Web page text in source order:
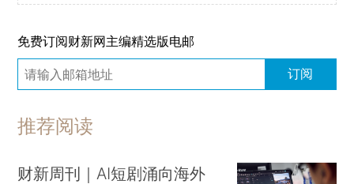
免费订阅财新网主编精选版电邮
订阅
推荐阅读
财新周刊｜AI短剧涌向海外